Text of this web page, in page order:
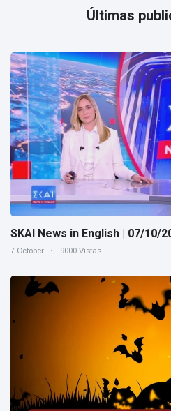
Últimas
SKAI News in English | 07/10/
7 October 9000 Vistas